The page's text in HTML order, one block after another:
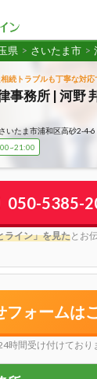
県 > さいたま市 >
続トラブルも丁寧な対
事務所 | 河野
いたま市浦和区高砂2-4-
050-5385-
ライン」を見たとお
フォームは
時間受け付けており